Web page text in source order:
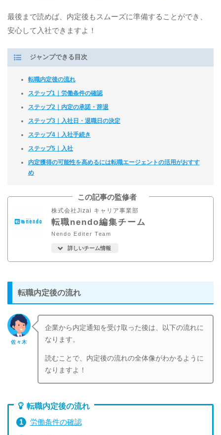
最後まで読めば、内定後もスムーズに準備することができ、
安心して入社できますよ！
ジャンプできる目次
転職内定後の流れ
ステップ1｜労働条件の確認
ステップ2｜内定の承諾・辞退
ステップ3｜入社日・退職日の決定
ステップ4｜入社手続き
ステップ5｜入社
内定獲得の可能性を高めるには転職エージェントの活用がおすす
め
この記事の監修者
株式会社Jizai キャリア事業部
転職nendo編集チーム
Nendo Editer Team
詳しいチーム情報
転職内定後の流れ
佐々木
企業から内定通知を受け取った後は、以下の流れに
なります。
読むことで、内定後の流れの全体像がわかるように
なりますよ！
転職内定後の流れ
労働条件の確認